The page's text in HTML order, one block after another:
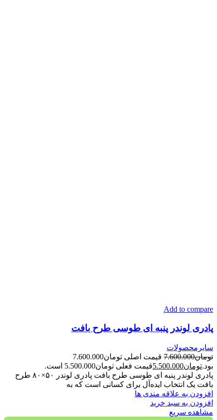
Add to compare
پادری لوندر پنبه ای طوسی طرح بافت
سایرمحصولات
تومان7.600.000
قیمت اصلی تومان7.600.000
بود.تومان5.500.000قیمت فعلی تومان5.500.000 است.
پادری لوندر پنبه ای طوسی طرح بافت پادری لوندر ۵۰×۸۰ طرح
بافت یک انتخاب ایده‌آل برای کسانی است که به
افزودن به علاقه مندی ها
افزودن به سبد خرید
مشاهده سریع